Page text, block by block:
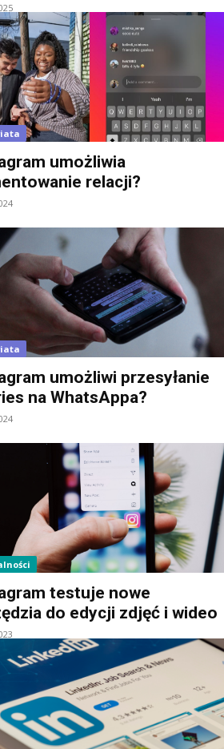
umożliwia
relacji?
umożliwi przesyłanie
na WhatsAppa?
testuje nowe
do edycji zdjęć i wideo